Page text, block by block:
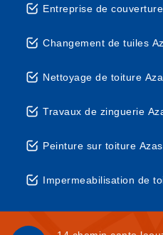
Entreprise de
Changement de tuiles
Nettoyage de toiture
Travaux de zinguerie
Peinture sur toiture
Impermeabilisation de